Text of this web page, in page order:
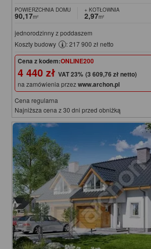
POWIERZCHNIA DOMU
90,17m²
+ KOTŁOWNIA
2,97m²
jednorodzinny z poddaszem
Koszty budowy
: 217 900 zł netto
Cena z kodem:ONLINE200
4 440 zł (3 609,76 zł netto)
na zamówienia przezwww.archon.pl
Cena regularna
Najniższa cena z 30 dni przed obniżką